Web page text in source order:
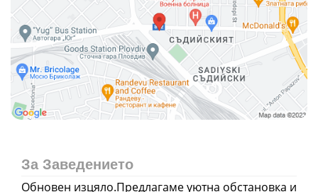
За Заведението
Обновен изцяло.Предлагаме уютна обстановка и